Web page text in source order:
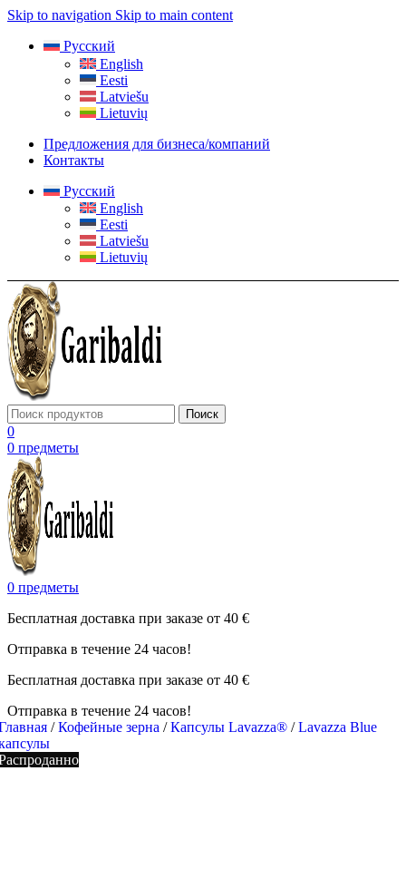
Skip to navigation Skip to main content
Русский
English
Eesti
Latviešu
Lietuvių
Предложения для бизнеса/компаний
Контакты
Русский
English
Eesti
Latviešu
Lietuvių
Поиск
0
0 предметы
0 предметы
Бесплатная доставка при заказе от 40 €
Отправка в течение 24 часов!
Бесплатная доставка при заказе от 40 €
Отправка в течение 24 часов!
/ Кофейные зерна / Капсулы Lavazza® / Lavazza Blue